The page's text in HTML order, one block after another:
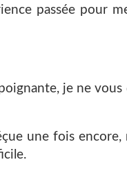
passée pour
je ne
une fois